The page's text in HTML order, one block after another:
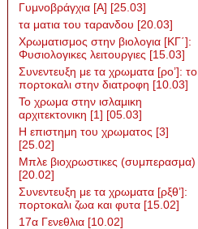
Γυμνοβράγχια [Α] [25.03]
τα ματια του ταρανδου [20.03]
Χρωματισμος στην βιολογια [ΚΓ΄]:
Φυσιολογικες λειτουργιες [15.03]
Συνεντευξη με τα χρωματα [ρο’]: το
πορτοκαλι στην διατροφη [10.03]
To χρωμα στην ισλαμικη
αρχιτεκτονικη [1] [05.03]
Η επιστημη του χρωματος [3]
[25.02]
Μπλε βιοχρωστικες (συμπερασμα)
[20.02]
Συνεντευξη με τα χρωματα [ρξθ’]:
πορτοκαλι ζωα και φυτα [15.02]
17α Γενεθλια [10.02]